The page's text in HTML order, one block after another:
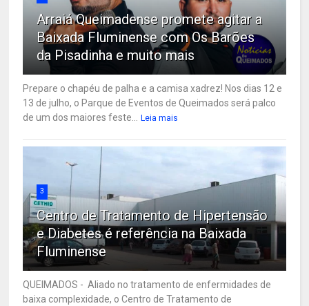
Arraiá Queimadense promete agitar a
Baixada Fluminense com Os Barões
da Pisadinha e muito mais
Prepare o chapéu de palha e a camisa xadrez! Nos dias 12 e
13 de julho, o Parque de Eventos de Queimados será palco
de um dos maiores feste...
Leia mais
3
Centro de Tratamento de Hipertensão
e Diabetes é referência na Baixada
Fluminense
QUEIMADOS - Aliado no tratamento de enfermidades de
baixa complexidade, o Centro de Tratamento de